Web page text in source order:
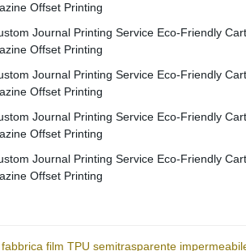
film TPU semitrasparente